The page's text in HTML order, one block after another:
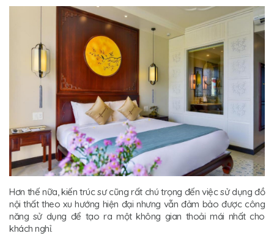
Hơn thế nữa, kiến trúc sư cũng rất chú trọng đến việc sử dụng đồ
nội thất theo xu hướng hiện đại nhưng vẫn đảm bảo được công
năng sử dụng để tạo ra một không gian thoải mái nhất cho
khách nghỉ.